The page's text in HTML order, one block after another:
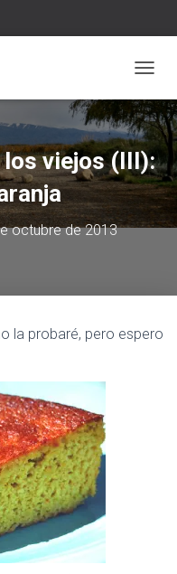
A
M
B
I
A
R
V
viejos (III):
octubre de 2013
la probaré, pero espero